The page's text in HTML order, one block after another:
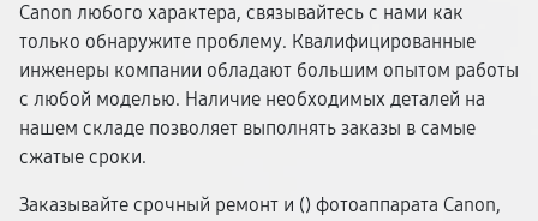
Canon любого характера, связывайтесь с нами как
только обнаружите проблему. Квалифицированные
инженеры компании обладают большим опытом работы
с любой моделью. Наличие необходимых деталей на
нашем складе позволяет выполнять заказы в самые
сжатые сроки.
Заказывайте срочный ремонт и () фотоаппарата Canon,